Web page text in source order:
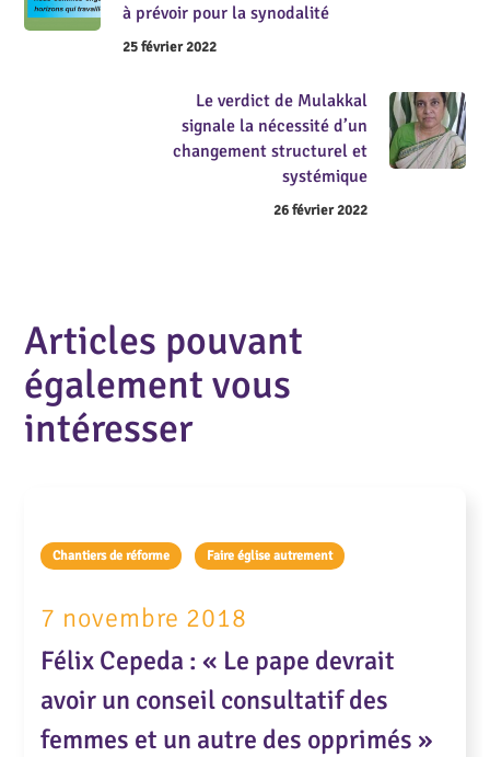
à prévoir pour la synodalité
25 février 2022
Le verdict de Mulakkal
signale la nécessité d’un
changement structurel et
systémique
26 février 2022
Articles pouvant
également vous
intéresser
Chantiers de réforme Faire église autrement
7 novembre 2018
Félix Cepeda : « Le pape devrait
avoir un conseil consultatif des
femmes et un autre des opprimés »